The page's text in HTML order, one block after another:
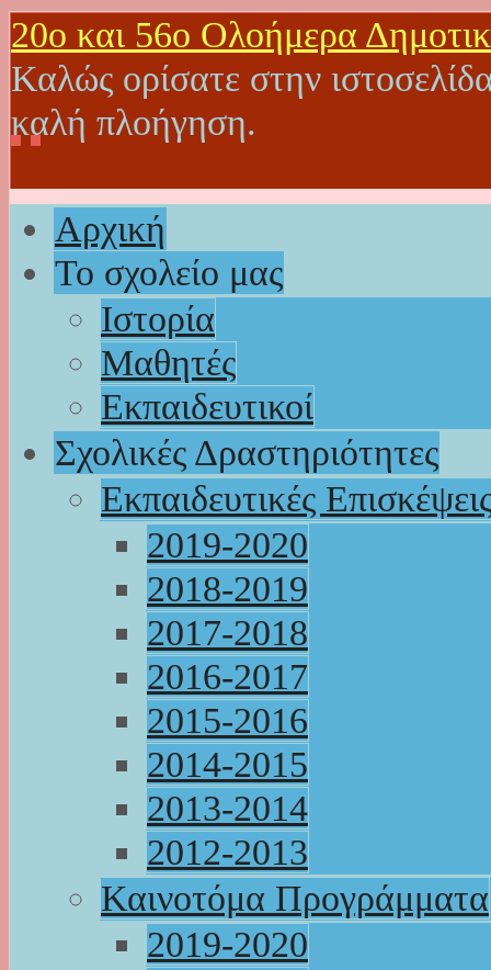
20o και 56ο Ολοήμερα
Καλώς ορίσατε στην
καλή πλοήγηση.
Αρχική
Το σχολείο μας
Ιστορία
Μαθητές
Εκπαιδευτικοί
Σχολικές Δραστηριότητες
Εκπαιδευτικές
2019-2020
2018-2019
2017-2018
2016-2017
2015-2016
2014-2015
2013-2014
2012-2013
Καινοτόμα Προγράμματα
2019-2020